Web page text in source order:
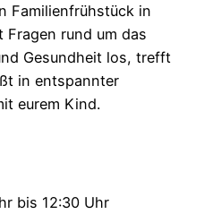
Familienfrühstück in
Fragen rund um das
Gesundheit los, trefft
in entspannter
eurem Kind.
bis 12:30 Uhr